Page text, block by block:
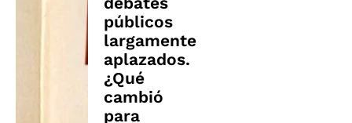
públicos
largamente
aplazados.
¿Qué
cambió
para